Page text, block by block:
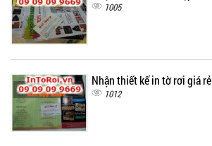
1005
Nhận thiết kế in tờ rơi giá rẻ
1012